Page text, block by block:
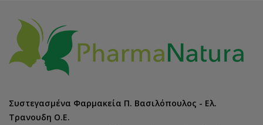
Συστεγασμένα Φαρμακεία Π. Βασιλόπουλος - Ελ.
Τρανουδη Ο.Ε.